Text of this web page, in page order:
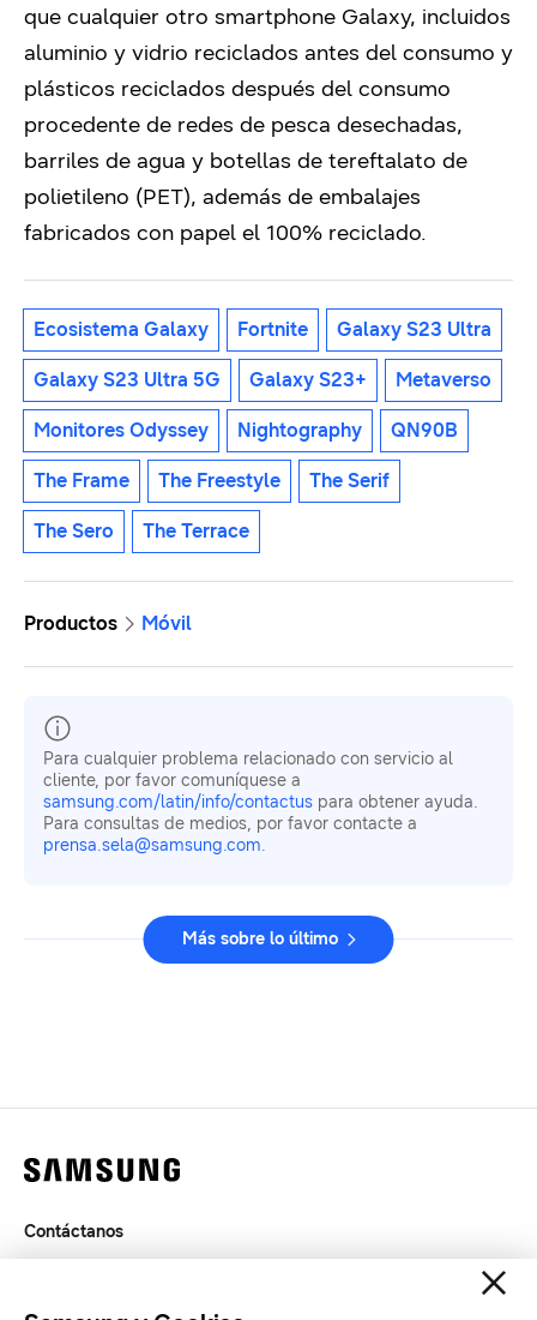
que cualquier otro smartphone Galaxy, incluidos
aluminio y vidrio reciclados antes del consumo y
plásticos reciclados después del consumo
procedente de redes de pesca desechadas,
barriles de agua y botellas de tereftalato de
polietileno (PET), además de embalajes
fabricados con papel el 100% reciclado.
Ecosistema Galaxy Fortnite Galaxy S23 Ultra
Galaxy S23 Ultra 5G Galaxy S23+ Metaverso
Monitores Odyssey Nightography QN90B
The Frame The Freestyle The Serif
The Sero The Terrace
Productos Móvil
Para cualquier problema relacionado con servicio al
cliente, por favor comuníquese a
samsung.com/latin/info/contactus para obtener ayuda.
Para consultas de medios, por favor contacte a
prensa.sela@samsung.com.
Más sobre lo último
Contáctanos